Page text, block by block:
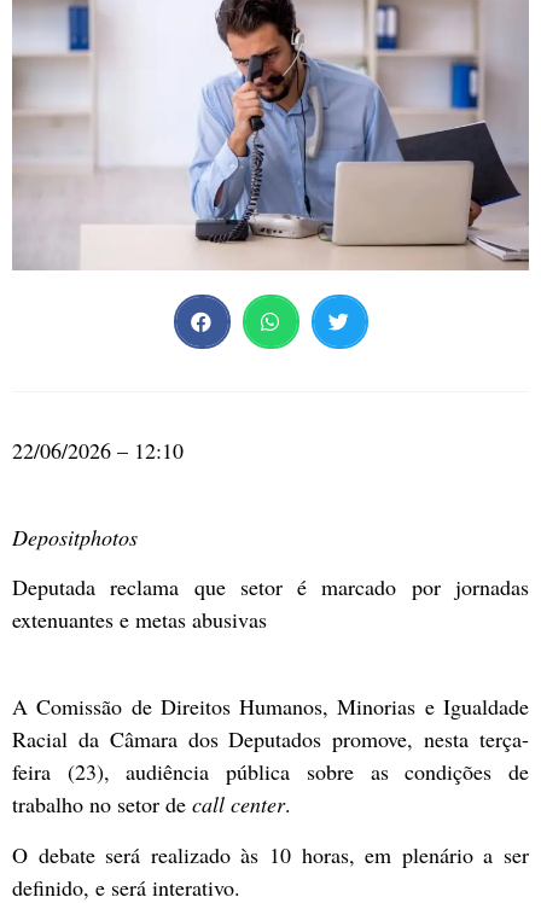
22/06/2026 – 12:10
Depositphotos
Deputada reclama que setor é marcado por jornadas
extenuantes e metas abusivas
A Comissão de Direitos Humanos, Minorias e Igualdade
Racial da Câmara dos Deputados promove, nesta terça-
feira (23), audiência pública sobre as condições de
trabalho no setor de call center.
O debate será realizado às 10 horas, em plenário a ser
definido, e será interativo.